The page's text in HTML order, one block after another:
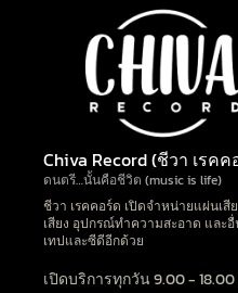
Chiva Record (ชีวา เรค
ดนตรี…นั้นคือชีวิต (music is life)
ชีวา เรคคอร์ด เปิดจำหน่ายแผ่นเสี
เสียง อุปกรณ์ทำความสะอาด และ
เทปและซีดีอีกด้วย
เปิดบริการทุกวัน 9.00 - 18.00